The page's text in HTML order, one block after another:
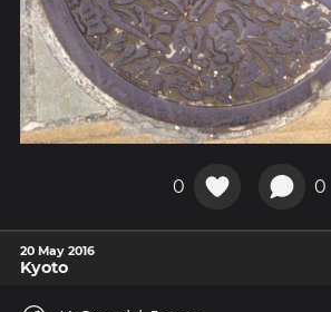
0 0
20 May 2016
Kyoto